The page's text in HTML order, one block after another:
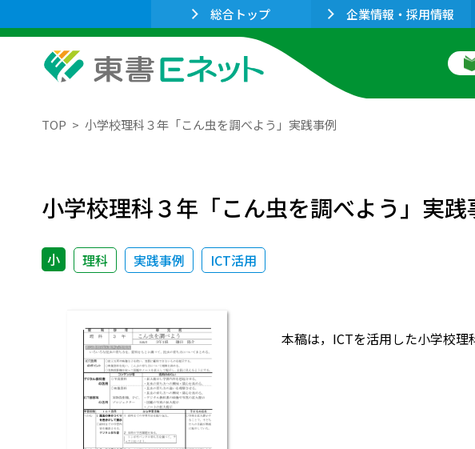
総合トップ 企業情報・採用情報
TOP 小学校理科３年「こん虫を調べよう」実践事例
小学校理科３年「こん虫を調べよう」実践
小 理科 実践事例 ICT活用
本稿は，ICTを活用した小学校